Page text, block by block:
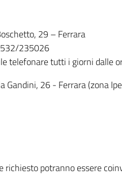
29 – Ferrara
235026
telefonare tutti i giorni dalle
26 - Ferrara (zona
richiesto potranno essere